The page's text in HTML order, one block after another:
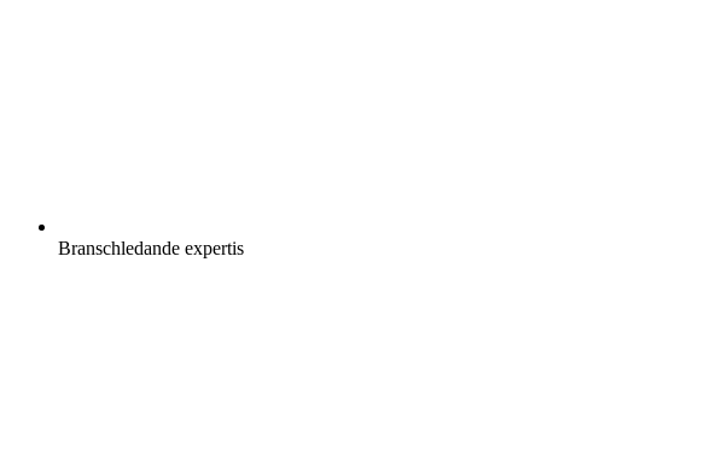
Branschledande expertis